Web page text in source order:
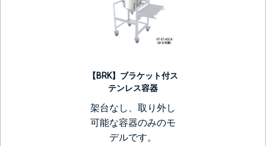
【BRK】ブラケット付ス
テンレス容器
架台なし、取り外し
可能な容器のみのモ
デルです。